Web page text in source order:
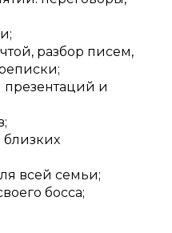
разбор писем,
и
всей семьи;
босса;